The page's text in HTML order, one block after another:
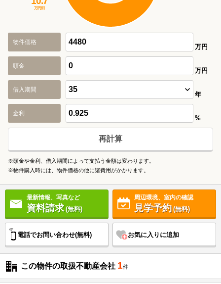
万円/月
物件価格
万円
頭金
万円
借入期間
年
金利
%
再計算
※頭金や金利、借入期間によって支払う金額は変わります。
※物件購入時には、物件価格の他に諸費用がかかります。
最新情報、写真など
資料請求 (無料)
周辺環境、室内の確認
見学予約 (無料)
電話でお問い合わせ(無料) お気に入りに追加
この物件の取扱不動産会社 1件